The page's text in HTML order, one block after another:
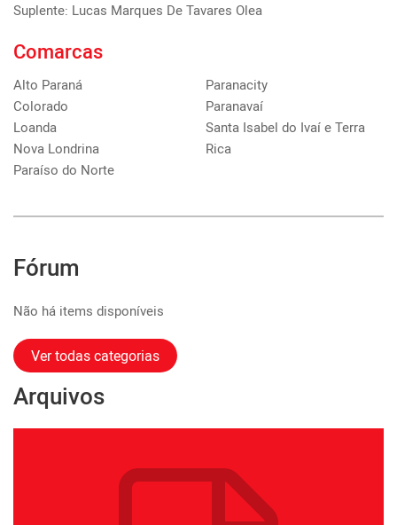
Suplente: Lucas Marques De Tavares Olea
Comarcas
Alto Paraná
Colorado
Loanda
Nova Londrina
Paraíso do Norte
Paranacity
Paranavaí
Santa Isabel do Ivaí e Terra
Rica
Fórum
Não há items disponíveis
Ver todas categorias
Arquivos